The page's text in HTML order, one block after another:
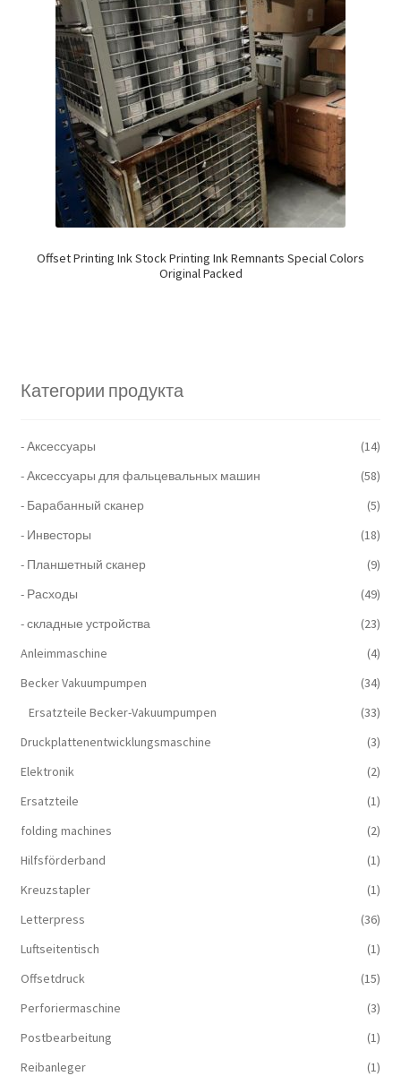
Offset Printing Ink Stock Printing Ink Remnants Special Colors
Original Packed
Категории продукта
- Аксессуары
(14)
- Аксессуары для фальцевальных машин
(58)
- Барабанный сканер
(5)
- Инвесторы
(18)
- Планшетный сканер
(9)
- Расходы
(49)
- складные устройства
(23)
Anleimmaschine
(4)
Becker Vakuumpumpen
(34)
Ersatzteile Becker-Vakuumpumpen
(33)
Druckplattenentwicklungsmaschine
(3)
Elektronik
(2)
Ersatzteile
(1)
folding machines
(2)
Hilfsförderband
(1)
Kreuzstapler
(1)
Letterpress
(36)
Luftseitentisch
(1)
Offsetdruck
(15)
Perforiermaschine
(3)
Postbearbeitung
(1)
Reibanleger
(1)